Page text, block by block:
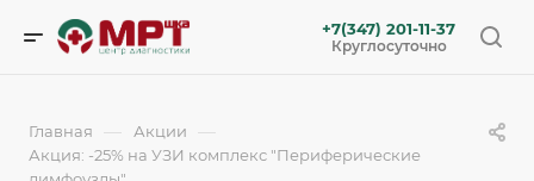
+7(347) 201-11-37
Круглосуточно
Главная — Акции —
Акция: -25% на УЗИ комплекс "Периферические